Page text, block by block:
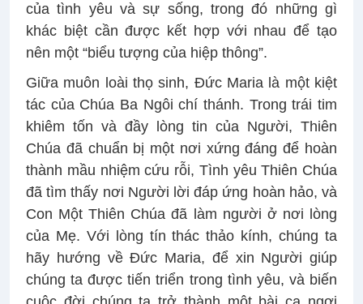
của tình yêu và sự sống, trong đó những gì
khác biệt cần được kết hợp với nhau để tạo
nên một “biểu tượng của hiệp thông”.
Giữa muôn loài thọ sinh, Đức Maria là một kiệt
tác của Chúa Ba Ngôi chí thánh. Trong trái tim
khiêm tốn và đầy lòng tin của Người, Thiên
Chúa đã chuẩn bị một nơi xứng đáng để hoàn
thành mầu nhiệm cứu rỗi, Tình yêu Thiên Chúa
đã tìm thấy nơi Người lời đáp ứng hoàn hảo, và
Con Một Thiên Chúa đã làm người ở nơi lòng
của Mẹ. Với lòng tín thác thảo kính, chúng ta
hãy hướng về Đức Maria, để xin Người giúp
chúng ta được tiến triển trong tình yêu, và biến